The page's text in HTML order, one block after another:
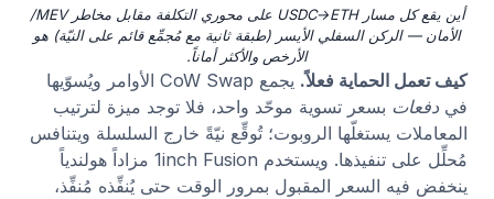
أين يقع كل مسار USDC→ETH على محوري التكلفة مقابل مخاطر MEV/
الأمان — الركن السفلي الأيسر (طبقة ثانية مع مُجمِّع قائم على النيّة) هو
الأرخص والأكثر أماناً.
كيف تعمل الحماية فعلاً.
يجمع CoW Swap الأوامر ويُسوّيها
في دفعات بسعر تسوية موحّد واحد، فلا توجد ميزة لترتيب
المعاملات يستغلّها الروبوت؛ تُوقِّع نيّةً خارج السلسلة ويتنافس
مُحلِّل على تنفيذها. ويستخدم 1inch Fusion مزاداً هولندياً
ينخفض فيه السعر المقبول بمرور الوقت حتى يُنفِّذه مُنفِّذ،